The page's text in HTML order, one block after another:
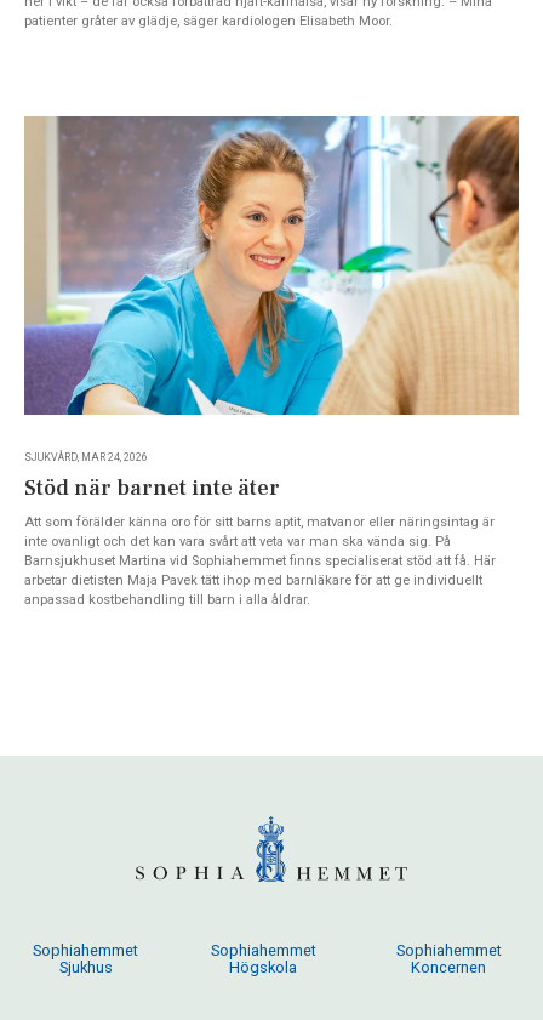
patienter gråter av glädje, säger kardiologen Elisabeth Moor.
SJUKVÅRD, MAR 24, 2026
Stöd när barnet inte äter
Att som förälder känna oro för sitt barns aptit, matvanor eller näringsintag är
inte ovanligt och det kan vara svårt att veta var man ska vända sig. På
Barnsjukhuset Martina vid Sophiahemmet finns specialiserat stöd att få. Här
arbetar dietisten Maja Pavek tätt ihop med barnläkare för att ge individuellt
anpassad kostbehandling till barn i alla åldrar.
Sophiahemmet
Sjukhus
Sophiahemmet
Högskola
Sophiahemmet
Koncernen